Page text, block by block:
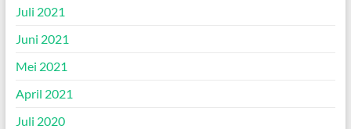
Juli 2021
Juni 2021
Mei 2021
April 2021
Juli 2020